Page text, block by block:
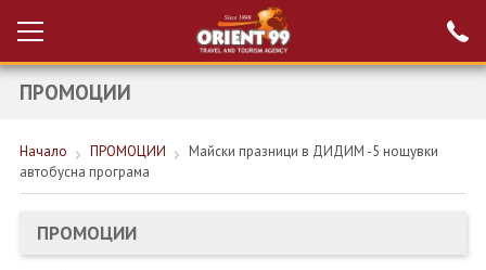
Вход за агенти
РАННИ ЗАПИСВАНИЯ ТУРЦИЯ
НОВА ГОДИНА ТУРЦИЯ
НОВА ГОДИНА
ПРОМОЦИИ
Начало ПРОМОЦИИ
Майски празници в ДИДИМ -5 нощувки
автобусна програма
ПРОМОЦИИ